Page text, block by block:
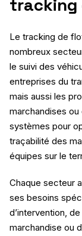
tracking
Le tracking de
nombreux
le suivi des
entreprises du
mais aussi les
marchandises
systèmes pour
traçabilité des
équipes sur le
Chaque secteur
ses besoins
d’intervention,
marchandise ou